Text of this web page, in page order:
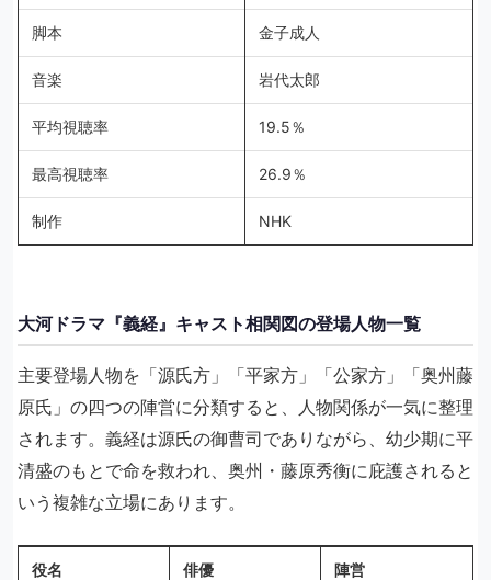
脚本 金子成人
音楽 岩代太郎
平均視聴率 19.5％
最高視聴率 26.9％
制作 NHK
大河ドラマ『義経』キャスト相関図の登場人物一覧
主要登場人物を「源氏方」「平家方」「公家方」「奥州藤
原氏」の四つの陣営に分類すると、人物関係が一気に整理
されます。義経は源氏の御曹司でありながら、幼少期に平
清盛のもとで命を救われ、奥州・藤原秀衡に庇護されると
いう複雑な立場にあります。
役名 俳優 陣営